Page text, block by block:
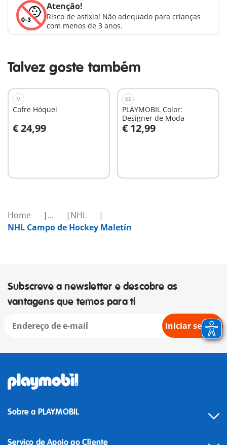
Home ...
NHL
NHL Campo de Hockey Maletín
Atenção!
Risco de asfixia! Não adequado para crianças
com menos de 3 anos.
Talvez goste também
M
Cofre Hóquei
€ 24,99
Ao carrinho
XS
PLAYMOBIL Color:
Designer de Moda
€ 12,99
Ao carrinho
Subscreve a newsletter e descobre as
vantagens que temos para ti
Iniciar sessão
Sobre a PLAYMOBIL
Serviço de Apoio ao Cliente